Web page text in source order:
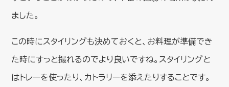
ました。
この時にスタイリングも決めておくと、お料理が準備でき
た時にすっと撮れるのでより良いですね。スタイリングと
はトレーを使ったり、カトラリーを添えたりすることです。